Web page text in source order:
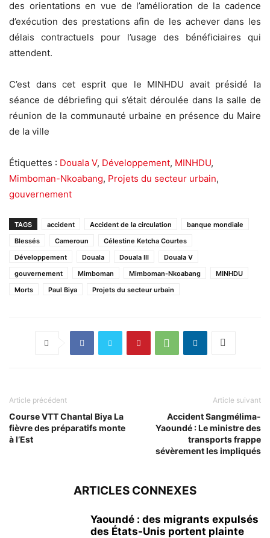
des orientations en vue de l’amélioration de la cadence
d’exécution des prestations afin de les achever dans les
délais contractuels pour l’usage des bénéficiaires qui
attendent.
C’est dans cet esprit que le MINHDU avait présidé la
séance de débriefing qui s’était déroulée dans la salle de
réunion de la communauté urbaine en présence du Maire
de la ville
Étiquettes : Douala V, Développement, MINHDU,
Mimboman-Nkoabang, Projets du secteur urbain,
gouvernement
TAGS accident Accident de la circulation
banque mondiale
Blessés
Cameroun
Célestine Ketcha Courtes
Développement
Douala Douala III
Douala V
gouvernement
Mimboman Mimboman-Nkoabang
MINHDU
Morts
Paul Biya Projets du secteur urbain
Article précédent
Course VTT Chantal Biya La
fièvre des préparatifs monte
à l’Est
Article suivant
Accident Sangmélima-
Yaoundé : Le ministre des
transports frappe
sévèrement les impliqués
ARTICLES CONNEXES
Yaoundé : des migrants expulsés
des États-Unis portent plainte